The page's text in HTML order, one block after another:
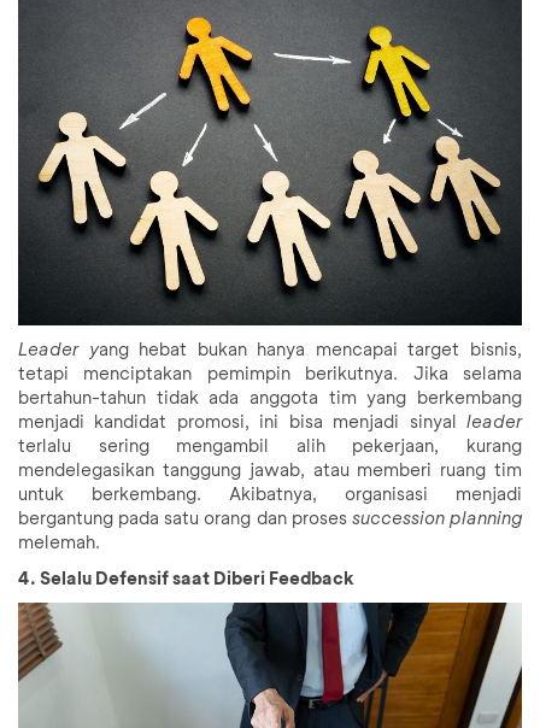
Leader yang hebat bukan hanya mencapai target bisnis,
tetapi menciptakan pemimpin berikutnya. Jika selama
bertahun-tahun tidak ada anggota tim yang berkembang
menjadi kandidat promosi, ini bisa menjadi sinyal leader
terlalu sering mengambil alih pekerjaan, kurang
mendelegasikan tanggung jawab, atau memberi ruang tim
untuk berkembang. Akibatnya, organisasi menjadi
bergantung pada satu orang dan proses succession planning
melemah.
4. Selalu Defensif saat Diberi Feedback